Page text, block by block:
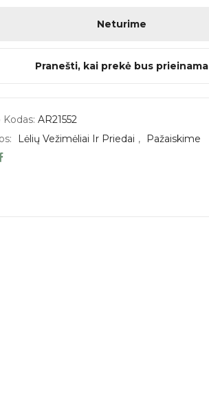
Neturime
Pranešti, kai prekė bus prieinama
Kodas:AR21552
Lėlių Vežimėliai Ir Priedai ,
Pažaiskime